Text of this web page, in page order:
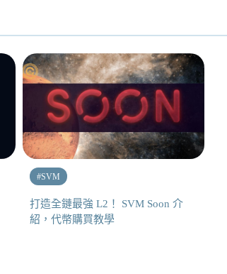
#SVM
打造全鏈最強 L2！ SVM Soon 介
紹，代幣購買教學